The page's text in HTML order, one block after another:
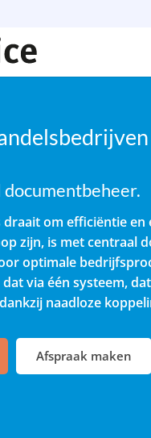
draait om efficiëntie en
zijn, is met centraal
optimale
via één systeem,
naadloze
Afspraak maken